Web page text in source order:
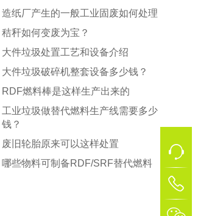
造纸厂产生的一般工业固废如何处理
秸秆如何变废为宝？
大件垃圾处置工艺和设备介绍
大件垃圾破碎机整套设备多少钱？
RDF燃料棒是这样生产出来的
工业垃圾做替代燃料生产线需要多少
钱？
废旧轮胎原来可以这样处置
哪些物料可制备RDF/SRF替代燃料